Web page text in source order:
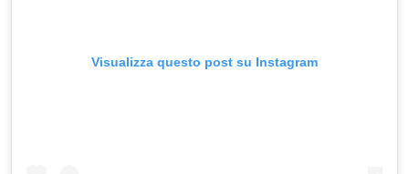
Visualizza questo post su Instagram